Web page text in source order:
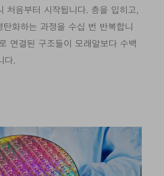
처음부터 시작됩니다. 층을 입히고,
화하는 과정을 수십 번 반복합니
연결된 구조들이 모래알보다 수백
다.